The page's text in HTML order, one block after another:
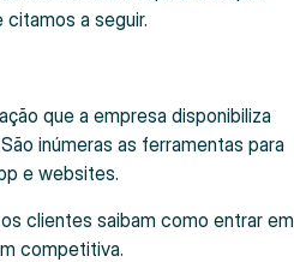
a seguir.
que a empresa disponibiliza
inúmeras as ferramentas para
e websites.
clientes saibam como entrar em
competitiva.